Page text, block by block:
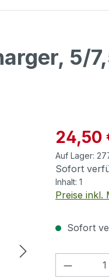
5/
24,50
Auf Lager:
Sofort
Inhalt: 1
Preise inkl.
Sofort